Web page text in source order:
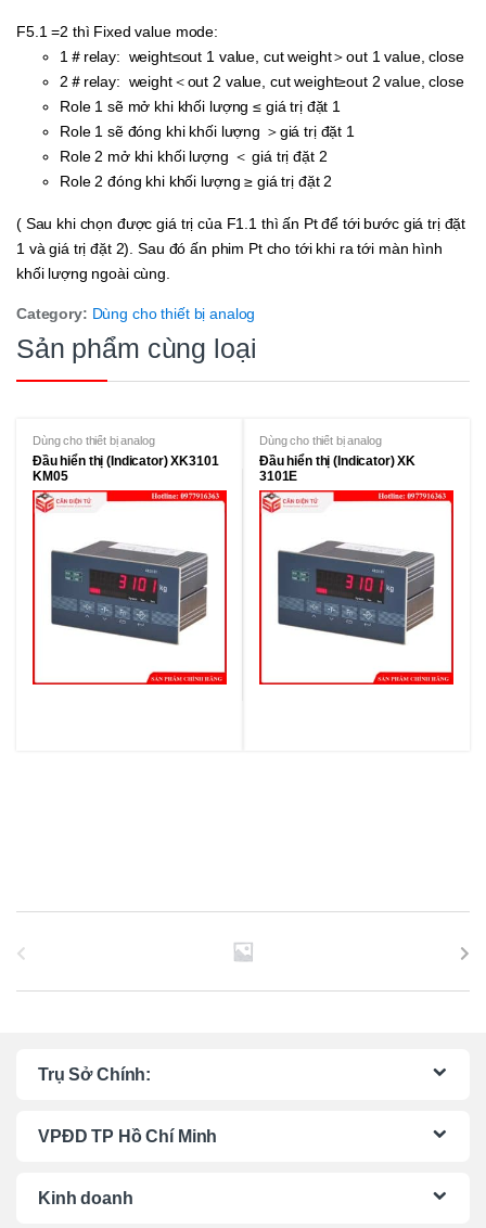
F5.1 =2 thì Fixed value mode:
1＃relay: weight≤out 1 value, cut weight＞out 1 value, close
2＃relay: weight＜out 2 value, cut weight≥out 2 value, close
Role 1 sẽ mở khi khối lượng ≤ giá trị đặt 1
Role 1 sẽ đóng khi khối lượng ＞giá trị đặt 1
Role 2 mở khi khối lượng ＜ giá trị đặt 2
Role 2 đóng khi khối lượng ≥ giá trị đặt 2
( Sau khi chọn được giá trị của F1.1 thì ấn Pt để tới bước giá trị đặt
1 và giá trị đặt 2). Sau đó ấn phim Pt cho tới khi ra tới màn hình
khối lượng ngoài cùng.
Category: Dùng cho thiết bị analog
Sản phẩm cùng loại
Dùng cho thiết bị analog
Đầu hiển thị (Indicator) XK3101
KM05
Dùng cho thiết bị analog
Đầu hiển thị (Indicator) XK
3101E
Trụ Sở Chính:
VPĐD TP Hồ Chí Minh
Kinh doanh